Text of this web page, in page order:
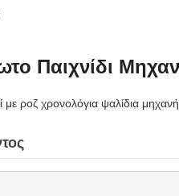
Παιχνίδι
ροζ χρονολόγια ψαλίδια